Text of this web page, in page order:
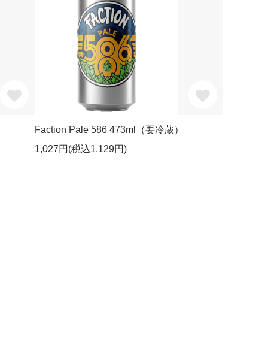
Faction Pale 586 473ml（要冷蔵）
1,027円(税込1,129円)